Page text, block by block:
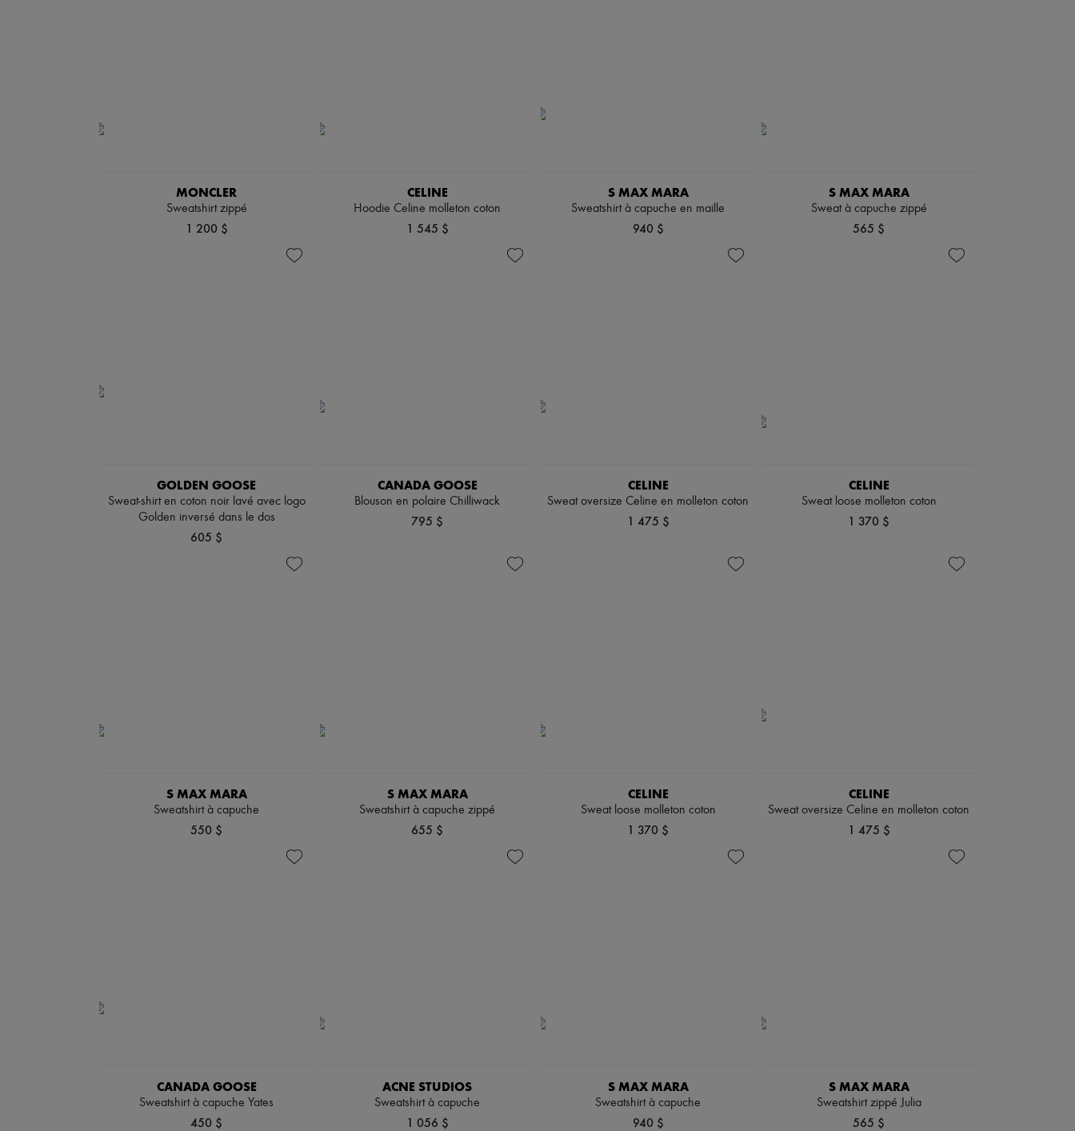
MONCLER
Sweatshirt zippé
1 200 $
CELINE
Hoodie Celine molleton coton
1 545 $
S MAX MARA
Sweatshirt à capuche en maille
940 $
S MAX MARA
Sweat à capuche zippé
565 $
GOLDEN GOOSE
Sweat-shirt en coton noir lavé avec logo
Golden inversé dans le dos
605 $
CANADA GOOSE
Blouson en polaire Chilliwack
795 $
CELINE
Sweat oversize Celine en molleton coton
1 475 $
CELINE
Sweat loose molleton coton
1 370 $
S MAX MARA
Sweatshirt à capuche
550 $
S MAX MARA
Sweatshirt à capuche zippé
655 $
CELINE
Sweat loose molleton coton
1 370 $
CELINE
Sweat oversize Celine en molleton coton
1 475 $
CANADA GOOSE
Sweatshirt à capuche Yates
450 $
ACNE STUDIOS
Sweatshirt à capuche
1 056 $
S MAX MARA
Sweatshirt à capuche
940 $
S MAX MARA
Sweatshirt zippé Julia
565 $